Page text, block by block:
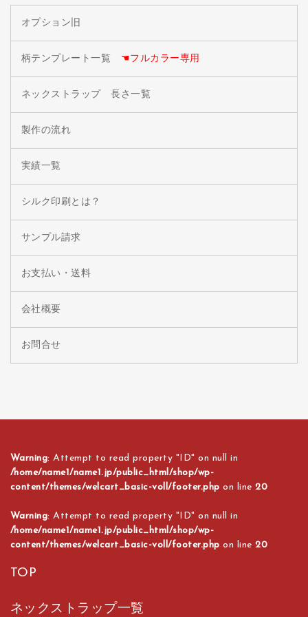
オプション旧
柄テンプレート一覧 ☚フルカラー専用
ネックストラップ 長さ一覧
製作の流れ
実績一覧
シルク印刷とは？
サンプル請求
お支払い・送料
会社概要
お問合せ
Warning: Attempt to read property "ID" on null in
/home/name1/name1.jp/public_html/shop/wp-
content/themes/welcart_basic-voll/footer.php on line20
Warning: Attempt to read property "ID" on null in
/home/name1/name1.jp/public_html/shop/wp-
content/themes/welcart_basic-voll/footer.php on line20
TOP
ネックストラップ一覧